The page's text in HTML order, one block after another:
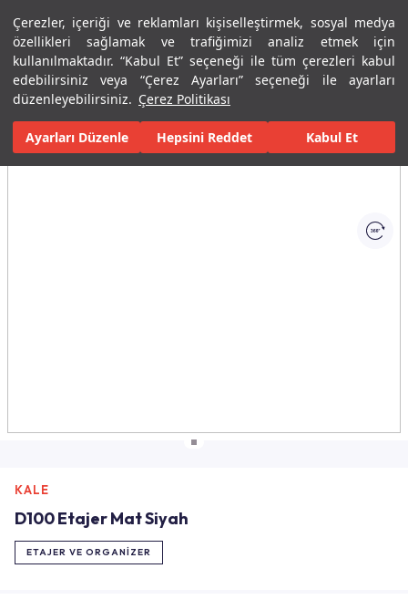
Çerezler, içeriği ve reklamları kişiselleştirmek, sosyal medya
özellikleri sağlamak ve trafiğimizi analiz etmek için
kullanılmaktadır. “Kabul Et” seçeneği ile tüm çerezleri kabul
edebilirsiniz veya “Çerez Ayarları” seçeneği ile ayarları
düzenleyebilirsiniz. Çerez Politikası
Ayarları Düzenle Hepsini Reddet Kabul Et
Menü Menü
Ana Sayfa Banyolar Banyo Aksesuarları Etajer ve Organizer
Tüm Görseller(1)
KALE
D100 Etajer Mat Siyah
ETAJER VE ORGANIZER